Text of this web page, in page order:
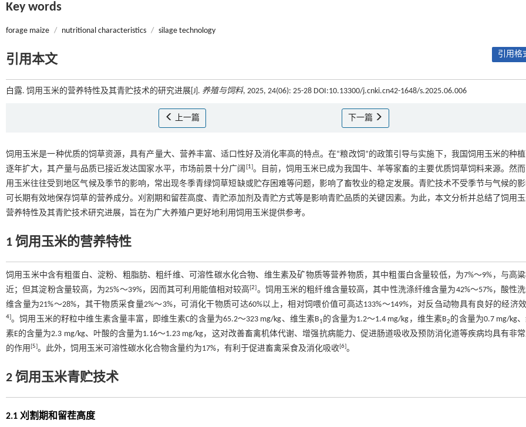
Key words
forage maize / nutritional characteristics / silage technology
引用本文 引用格
白露. 饲用玉米的营养特性及其青贮技术的研究进展[J]. 养殖与饲料, 2025, 24(06): 25-28 DOI:10.13300/j.cnki.cn42-1648/s.2025.06.006
上一篇 下一篇
饲用玉米是一种优质的饲草资源，具有产量大、营养丰富、适口性好及消化率高的特点。在“粮改饲”的政策引导与实施下，我国饲用玉米的种
逐年扩大，其产量与品质已接近发达国家水平，市场前景十分广阔 [1]。目前，饲用玉米已成为我国牛、羊等家畜的主要优质饲草饲料来源。然而
用玉米往往受到地区气候及季节的影响，常出现冬季青绿饲草短缺或贮存困难等问题，影响了畜牧业的稳定发展。青贮技术不受季节与气候的影
可长期有效地保存饲草的营养成分。刈割期和留茬高度、青贮添加剂及青贮方式等是影响青贮品质的关键因素。为此，本文分析并总结了饲用
营养特性及其青贮技术研究进展，旨在为广大养殖户更好地利用饲用玉米提供参考。
1 饲用玉米的营养特性
饲用玉米中含有粗蛋白、淀粉、粗脂肪、粗纤维、可溶性碳水化合物、维生素及矿物质等营养物质，其中粗蛋白含量较低，为7%～9%，与高
近；但其淀粉含量较高，为25%～39%，因而其可利用能值相对较高[2]。饲用玉米的粗纤维含量较高，其中性洗涤纤维含量为42%～57%，酸性
维含量为21%～28%，其干物质采食量2%～3%，可消化干物质可达60%以上，相对饲喂价值可高达133%～149%，对反刍动物具有良好的经济
4]。饲用玉米的籽粒中维生素含量丰富，即维生素C的含量为65.2～323 mg/kg、维生素B1 的含量为1.2～1.4 mg/kg，维生素B2 的含量为0.7 mg/kg
素E的含量为2.3 mg/kg、叶酸的含量为1.16～1.23 mg/kg，这对改善畜禽机体代谢、增强抗病能力、促进肠道吸收及预防消化道等疾病均具有非
的作用 [5]。此外，饲用玉米可溶性碳水化合物含量约为17%，有利于促进畜禽采食及消化吸收[6]。
2 饲用玉米青贮技术
2.1 刈割期和留茬高度